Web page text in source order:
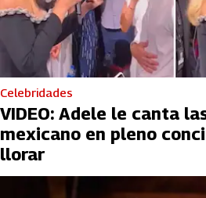
Celebridades
VIDEO: Adele le canta
mexicano en pleno
llorar